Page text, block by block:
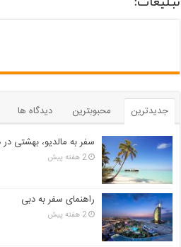
جدیدترین محبوبترین دیدگاه ها
سفر به مالدیو، بهشتی
2 هفته پیش
راهنمای سفر به دبی
2 هفته پیش